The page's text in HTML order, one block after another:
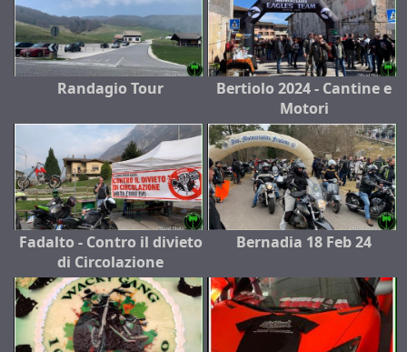
Randagio Tour
Bertiolo 2024 - Cantine e
Motori
Fadalto - Contro il divieto
di Circolazione
Bernadia 18 Feb 24